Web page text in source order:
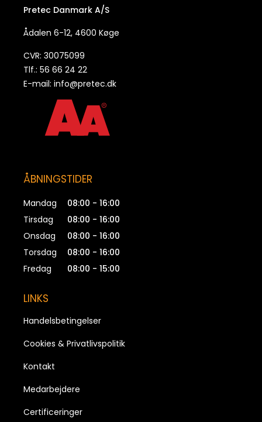
Pretec Danmark A/S
Ådalen 6-12, 4600 Køge
CVR: 30075099
Tlf.: 56 66 24 22
E-mail: info@pretec.dk
ÅBNINGSTIDER
Mandag
08:00 - 16:00
Tirsdag
08:00 - 16:00
Onsdag
08:00 - 16:00
Torsdag
08:00 - 16:00
Fredag
08:00 - 15:00
LINKS
Handelsbetingelser
Cookies & Privatlivspolitik
Kontakt
Medarbejdere
Certificeringer